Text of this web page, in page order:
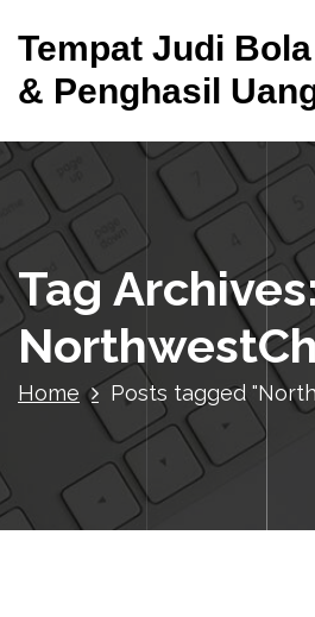
n
Tempat Judi
& Penghasil
Tag
Home Posts tagged